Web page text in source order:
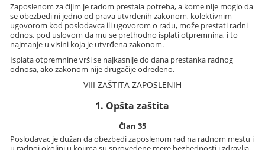
Zaposlenom za čijim je radom prestala potreba, a kome nije moglo da
se obezbedi ni jedno od prava utvrđenih zakonom, kolektivnim
ugovorom kod poslodavca ili ugovorom o radu, može prestati radni
odnos, pod uslovom da mu se prethodno isplati otpremnina, i to
najmanje u visini koja je utvrđena zakonom.
Isplata otpremnine vrši se najkasnije do dana prestanka radnog
odnosa, ako zakonom nije drugačije određeno.
VIII ZAŠTITA ZAPOSLENIH
1. Opšta zaštita
Član 35
Poslodavac je dužan da obezbedi zaposlenom rad na radnom mestu i